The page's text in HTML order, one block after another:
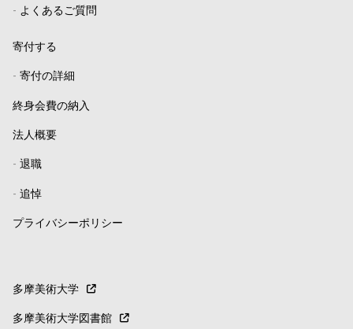
- よくあるご質問
寄付する
- 寄付の詳細
終身会費の納入
法人概要
- 退職
- 追悼
プライバシーポリシー
多摩美術大学
多摩美術大学図書館